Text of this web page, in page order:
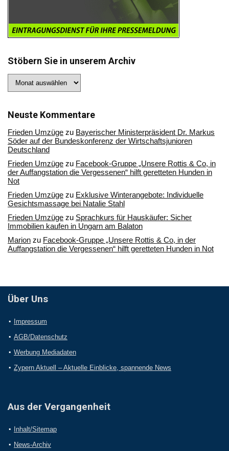
Stöbern Sie in unserem Archiv
Sie
Archiv
Neuste Kommentare
Frieden Umzüge zu Bayerischer Ministerpräsident Dr. Markus
Söder auf der Bundeskonferenz der Wirtschaftsjunioren
Deutschland
Frieden Umzüge zu Facebook-Gruppe „Unsere Rottis & Co, in
der Auffangstation die Vergessenen“ hilft geretteten Hunden in
Not
Frieden Umzüge zu Exklusive Winterangebote: Individuelle
Gesichtsmassage bei Natalie Stahl
Frieden Umzüge zu Sprachkurs für Hauskäufer: Sicher
Immobilien kaufen in Ungarn am Balaton
Marion zu Facebook-Gruppe „Unsere Rottis & Co, in der
Auffangstation die Vergessenen“ hilft geretteten Hunden in Not
Über Uns
Impressum
AGB/Datenschutz
Werbung Mediadaten
Zypern Aktuell – Aktuelle Einblicke, spannende News
Aus der Vergangenheit
Inhalt/Sitemap
News-Archiv